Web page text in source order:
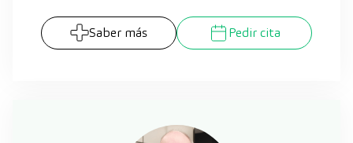
Saber más Pedir cita